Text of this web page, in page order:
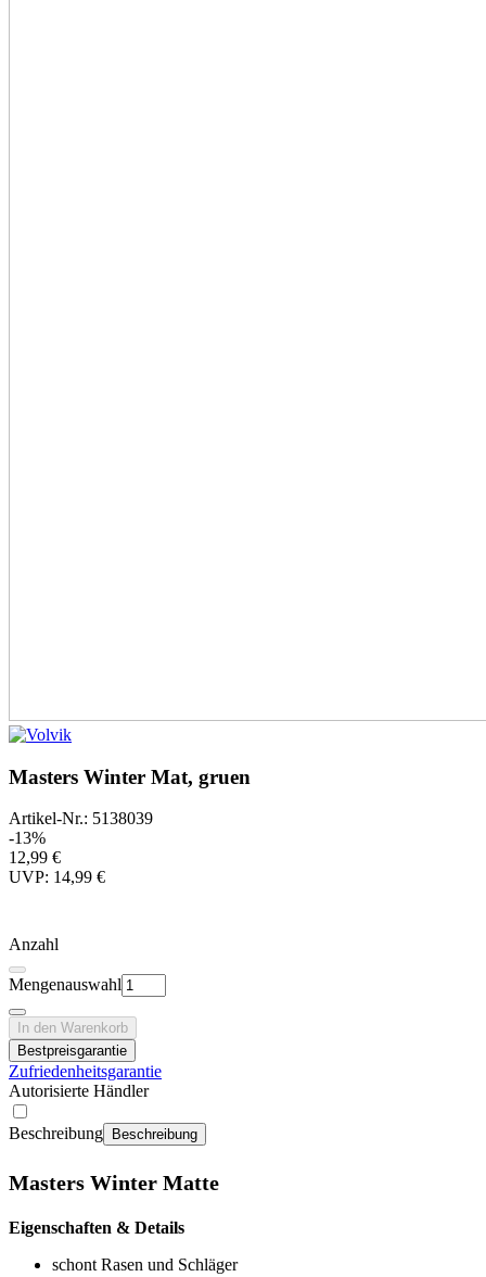
Masters Winter Mat, gruen
Artikel-Nr.: 5138039
-13%
12,99 €
UVP: 14,99 €
Anzahl
Mengenauswahl
In den Warenkorb
Bestpreisgarantie
Zufriedenheitsgarantie
Autorisierte Händler
Beschreibung Beschreibung
Masters Winter Matte
Eigenschaften & Details
schont Rasen und Schläger